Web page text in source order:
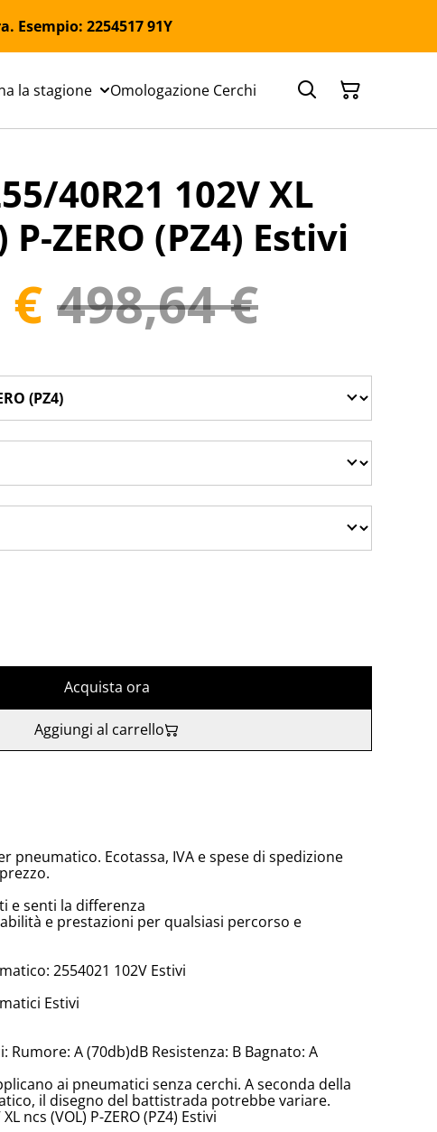
2254517 91Y
la stagione Omologazione Cerchi
40R21 102V XL
P-ZERO (PZ4) Estivi
€ 498,64 €
Acquista ora
Aggiungi al carrello
pneumatico. Ecotassa, IVA e spese di spedizione
e senti la differenza
e prestazioni per qualsiasi percorso e
2554021 102V Estivi
Estivi
Rumore: A (70db)dB Resistenza: B Bagnato: A
ai pneumatici senza cerchi. A seconda della
il disegno del battistrada potrebbe variare.
ncs (VOL) P-ZERO (PZ4) Estivi